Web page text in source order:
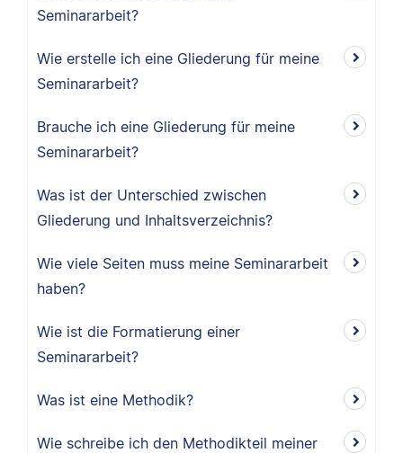
Seminararbeit?
Wie erstelle ich eine Gliederung für meine
Seminararbeit?
Brauche ich eine Gliederung für meine
Seminararbeit?
Was ist der Unterschied zwischen
Gliederung und Inhaltsverzeichnis?
Wie viele Seiten muss meine Seminararbeit
haben?
Wie ist die Formatierung einer
Seminararbeit?
Was ist eine Methodik?
Wie schreibe ich den Methodikteil meiner